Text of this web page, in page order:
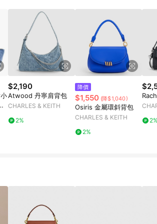
$2,190
Atwood 丹寧肩背包
CHARLES & KEITH
2%
降價
$1,550 (降$1,040)
Osiris 金屬環斜背包
CHARLES & KEITH
2%